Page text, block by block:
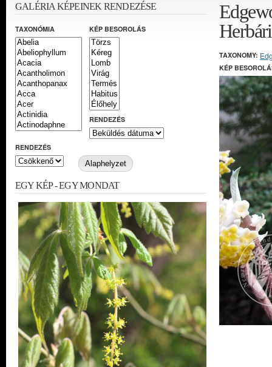
TAXONOMY:
KÉP
GALÉRIA KÉPEINEK RENDEZÉSE
TAXONÓMIA KÉP BESOROLÁS
RENDEZÉS
RENDEZÉS
EGY KÉP - EGY MONDAT